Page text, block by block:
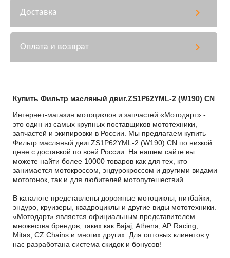
Доставка
Оплата и возврат
Купить Фильтр масляный двиг.ZS1P62YML-2 (W190) CN
Интернет-магазин мотоциклов и запчастей «Мотодарт» -
это один из самых крупных поставщиков мототехники,
запчастей и экипировки в России. Мы предлагаем купить
Фильтр масляный двиг.ZS1P62YML-2 (W190) CN по низкой
цене с доставкой по всей России. На нашем сайте вы
можете найти более 10000 товаров как для тех, кто
занимается мотокроссом, эндурокроссом и другими видами
мотогонок, так и для любителей мотопутешествий.
В каталоге представлены дорожные мотоциклы, питбайки,
эндуро, круизеры, квадроциклы и другие виды мототехники.
«Мотодарт» является официальным представителем
множества брендов, таких как Bajaj, Athena, AP Racing,
Mitas, CZ Chains и многих других. Для оптовых клиентов у
нас разработана система скидок и бонусов!